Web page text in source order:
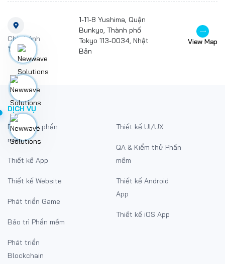
Chi nhánh
Tokyo
1-11-8 Yushima, Quận
Bunkyo, Thành phố
Tokyo 113-0034, Nhật
Bản
View Map
DỊCH VỤ
Phát triển phần
mềm
Thiết kế App
Thiết kế Website
Phát triển Game
Bảo trì Phần mềm
Phát triển
Blockchain
Thiết kế UI/UX
QA & Kiểm thử Phần
mềm
Thiết kế Android
App
Thiết kế iOS App